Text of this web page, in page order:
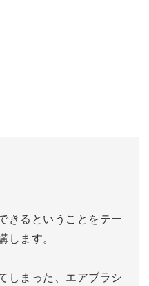
きるということをテー
ます。
しまった、エアブラシ